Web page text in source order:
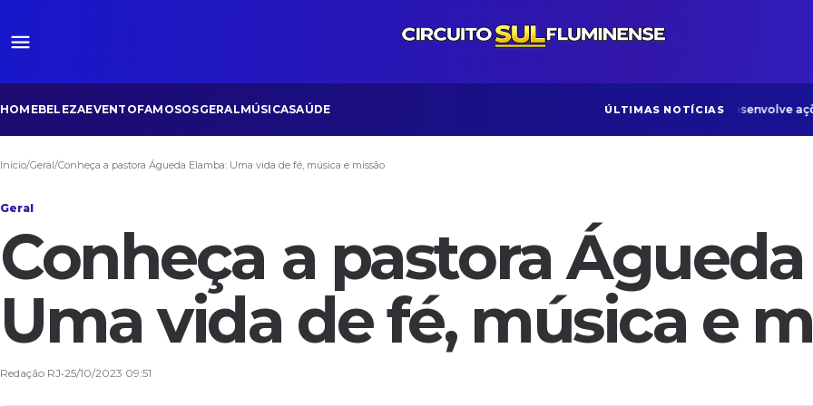
HOMEBELEZAEVENTOFAMOSOSGERALMÚSICASAÚDE ÚLTIMAS NOTÍCIAS
ONG Bom Samaritano desenvolve
Início/Geral/Conheça a pastora Águeda Elamba: Uma vida de fé, música e missão
Geral
Conheça a pastora
Uma vida de fé, música e
Redação RJ•25/10/2023 09:51